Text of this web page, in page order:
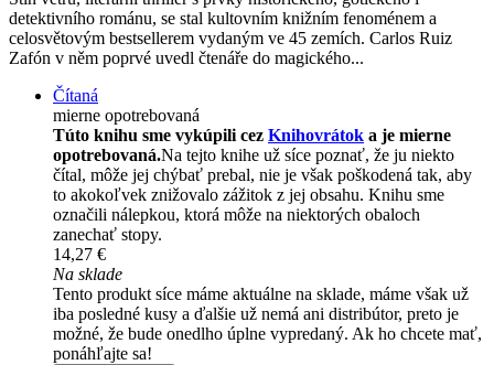
detektivního románu, se stal kultovním knižním fenoménem a
celosvětovým bestsellerem vydaným ve 45 zemích. Carlos Ruiz
Zafón v něm poprvé uvedl čtenáře do magického...
Čítaná
mierne opotrebovaná
Túto knihu sme vykúpili cez Knihovrátok a je mierne
opotrebovaná.Na tejto knihe už síce poznať, že ju niekto
čítal, môže jej chýbať prebal, nie je však poškodená tak, aby
to akokoľvek znižovalo zážitok z jej obsahu. Knihu sme
označili nálepkou, ktorá môže na niektorých obaloch
zanechať stopy.
14,27 €
Na sklade
Tento produkt síce máme aktuálne na sklade, máme však už
iba posledné kusy a ďalšie už nemá ani distribútor, preto je
možné, že bude onedlho úplne vypredaný. Ak ho chcete mať,
ponáhľajte sa!